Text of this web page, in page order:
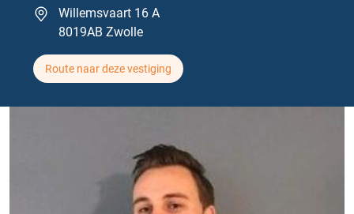
Willemsvaart 16 A
8019AB Zwolle
Route naar deze vestiging